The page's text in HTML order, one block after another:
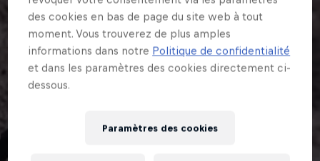
des cookies en bas de page du site web à tout
moment. Vous trouverez de plus amples
informations dans notre Politique de confidentialité
et dans les paramètres des cookies directement ci-
dessous.
Paramètres des cookies